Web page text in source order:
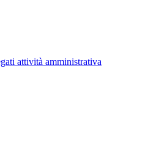
attività amministrativa